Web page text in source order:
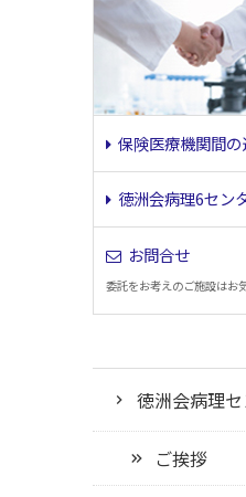
保険医療機関間
徳洲会病理6セン
お問合せ
委託をお考えのご施設はお
徳洲会病理
ご挨拶